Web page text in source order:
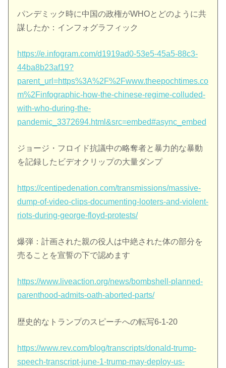
パンデミック時に中国の政権がWHOとどのように共
謀したか：インフォグラフィック
https://e.infogram.com/d1919ad0-53e5-45a5-88c3-
44ba8b23af19?
parent_url=https%3A%2F%2Fwww.theepochtimes.co
m%2Finfographic-how-the-chinese-regime-colluded-
with-who-during-the-
pandemic_3372694.html&src=embed#async_embed
ジョージ・フロイド抗議中の略奪者と暴力的な暴動
を記録したビデオクリップの大量ダンプ
https://centipedenation.com/transmissions/massive-
dump-of-video-clips-documenting-looters-and-violent-
riots-during-george-floyd-protests/
爆弾：計画された親の役人は中絶された体の部分を
売ることを宣誓の下で認めます
https://www.liveaction.org/news/bombshell-planned-
parenthood-admits-oath-aborted-parts/
歴史的なトランプのスピーチへの転写6-1-20
https://www.rev.com/blog/transcripts/donald-trump-
speech-transcript-june-1-trump-may-deploy-us-